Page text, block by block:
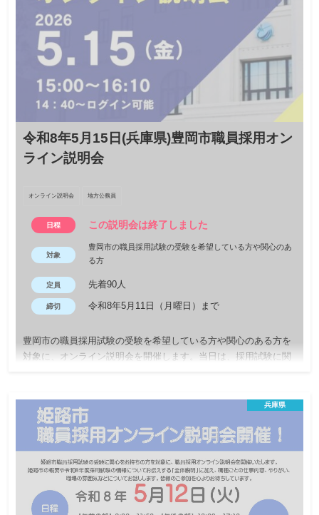
日程
対象
令和８年度 兵庫県職員 理化学職（文書・画像鑑定、物
理）の採用選考試験に申し込みを検討している方
定員 各10名
締切 令和8年6月2日(火)まで
科捜研（文書・画像鑑定、物理）は職員を募集しています！採用
後の疑問に現役の科捜研職員がお答えします。
令和8年5月15日(兵庫県)豊岡市職員採用オン
ライン説明会
オンライン説明会 地方公務員
日程 この説明会は終了しました
対象
豊岡市の職員採用試験の受験を希望している方や関心のあ
る方
定員 先着90人
締切 令和8年5月11日（月曜日）まで
豊岡市の職員採用試験の受験を希望している方や関心のある方を
対象に、オンライン説明会を開催します。当日は、採用試験に関
兵庫県